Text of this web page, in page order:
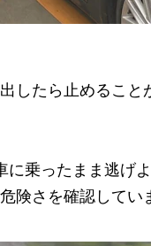
したら止めるこ
乗ったまま逃げ
険さを確認してい